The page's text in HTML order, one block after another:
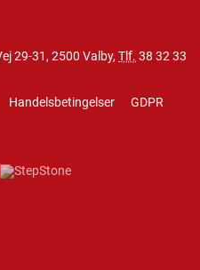
29-31, 2500 Valby, Tlf. 38 32 33
Handelsbetingelser
GDPR